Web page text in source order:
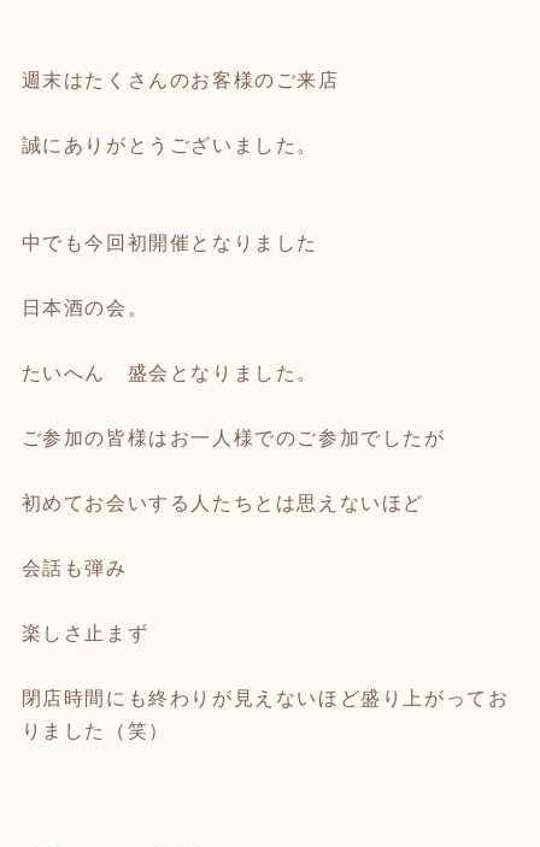
週末はたくさんのお客様のご来店
誠にありがとうございました。
中でも今回初開催となりました
日本酒の会。
たいへん 盛会となりました。
ご参加の皆様はお一人様でのご参加でしたが
初めてお会いする人たちとは思えないほど
会話も弾み
楽しさ止まず
閉店時間にも終わりが見えないほど盛り上がってお
りました（笑）